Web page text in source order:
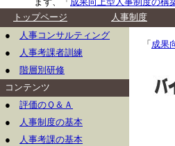
トップページ
人事制度
●
人事コンサルティング
●
人事考課者訓練
● 階層別研修
コンテンツ
● 評価のＱ＆Ａ
●
人事制度の基本
●
人事考課の基本
「 成果